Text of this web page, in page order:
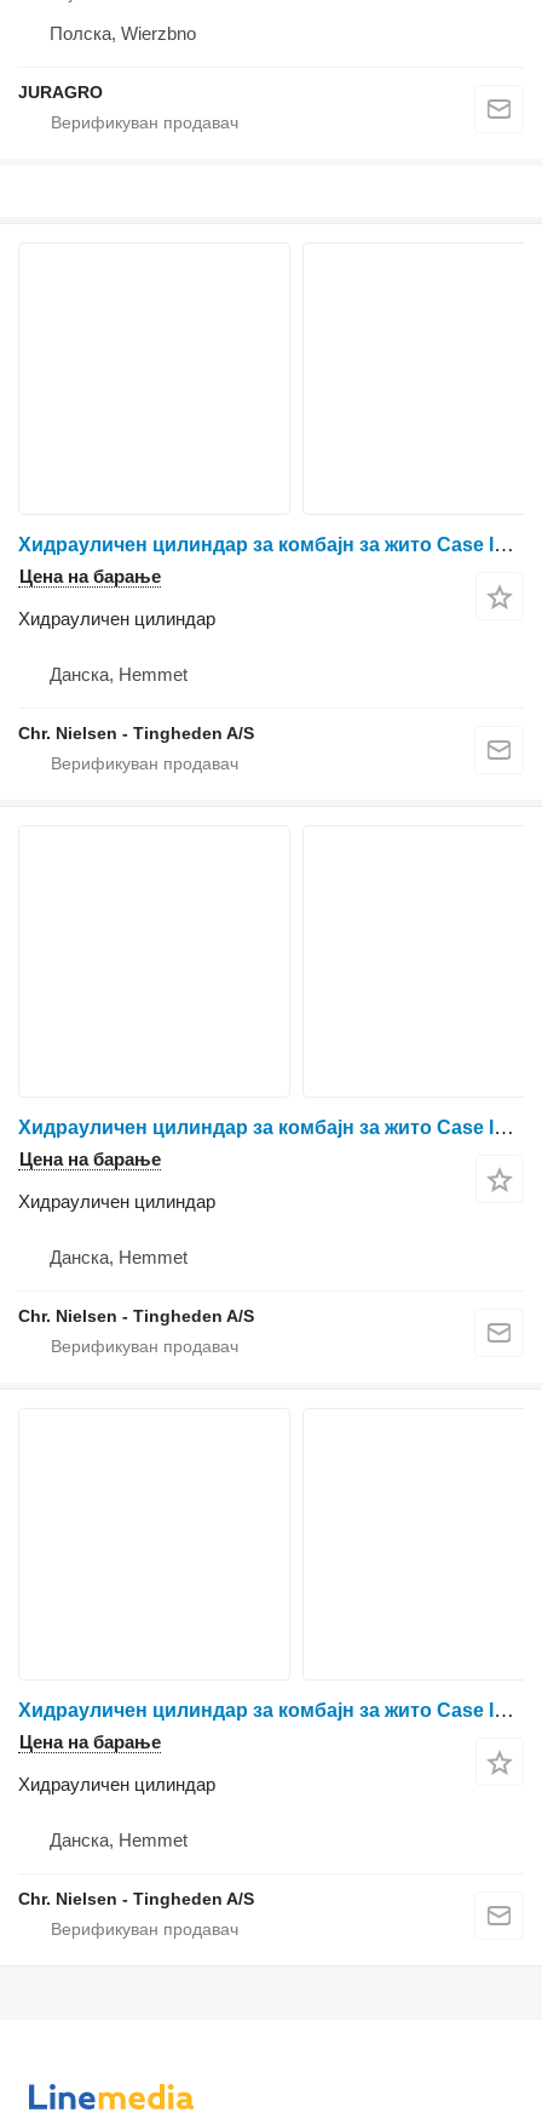
Полска, Wierzbno
JURAGRO
Хидрауличен цилиндар за комбајн за жито Case IH 8010
Цена на барање
Хидрауличен цилиндар
Данска, Hemmet
Chr. Nielsen - Tingheden A/S
Хидрауличен цилиндар за комбајн за жито Case IH 7010
Цена на барање
Хидрауличен цилиндар
Данска, Hemmet
Chr. Nielsen - Tingheden A/S
Хидрауличен цилиндар за комбајн за жито Case IH 8010
Цена на барање
Хидрауличен цилиндар
Данска, Hemmet
Chr. Nielsen - Tingheden A/S